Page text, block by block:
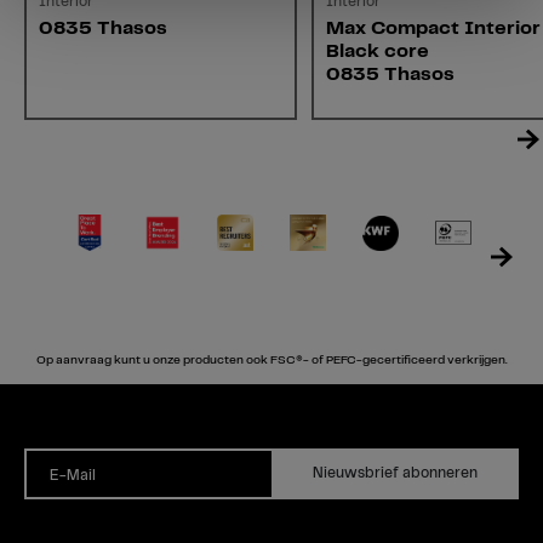
0835 Thasos
Max Compact Interior
Black core
0835 Thasos
Op aanvraag kunt u onze producten ook FSC®- of PEFC-gecertificeerd verkrijgen.
E-Mail Nieuwsbrief abonneren